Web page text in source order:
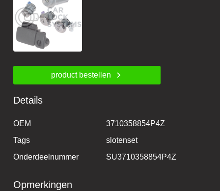
product bestellen
Details
OEM
3710358854P4Z
Tags
slotenset
Onderdeelnummer
SU3710358854P4Z
Opmerkingen